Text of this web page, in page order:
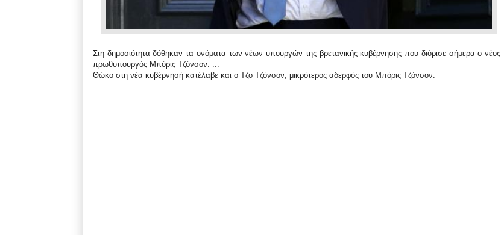
Στη δημοσιότητα δόθηκαν τα ονόματα των νέων υπουργών της βρετανικής κυβέρνησης που διόρισε σήμερα ο νέος
πρωθυπουργός Μπόρις Τζόνσον. ...
Θώκο στη νέα κυβέρνησή κατέλαβε και ο Τζο Τζόνσον, μικρότερος αδερφός του Μπόρις Τζόνσον.